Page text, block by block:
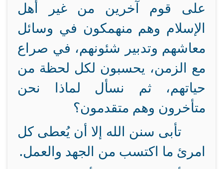
على قوم آخرين من غير أهل
الإسلام وهم منهمكون في وسائل
معاشهم وتدبير شئونهم، في صراع
مع الزمن، يحسبون لكل لحظة من
حياتهم، ثم نسأل لماذا نحن
متأخرون وهم متقدمون؟
تأبى سنن الله إلا أن يُعطى كل
امرئ ما اكتسب من الجهد والعمل.